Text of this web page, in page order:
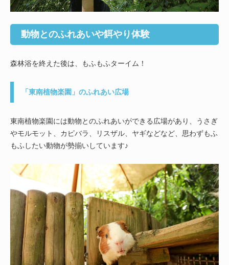
動物とのふれあいや餌やり体験
森林浴を終えた後は、もふもふターイム！
「東南植物楽園」のふれあい広場
東南植物楽園には動物とのふれあいができる広場があり、うさぎ
やモルモット、カピバラ、リスザル、ヤギなどなど、思わずもふ
もふしたい動物が勢揃いしています♪